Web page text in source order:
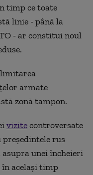
timp ce toate
linie - până la
- ar constitui noul
limitarea
armate
zonă tampon.
vizitecontroversate
preşedintele rus
unei încheieri
acelaşi timp